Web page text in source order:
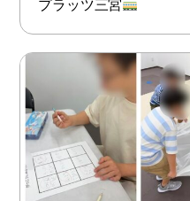
プラッツ三宮